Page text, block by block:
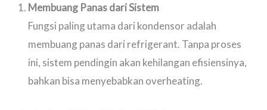
Membuang Panas dari Sistem
Fungsi paling utama dari kondensor adalah
membuang panas dari refrigerant. Tanpa proses
ini, sistem pendingin akan kehilangan efisiensinya,
bahkan bisa menyebabkan overheating.